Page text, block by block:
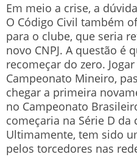
Em meio a crise, a
O Código Civil também
para o clube, que seria
novo CNPJ. A questão é
recomeçar do zero.
Campeonato Mineiro,
chegar a primeira
no Campeonato
começaria na Série D da
Ultimamente, tem sido
pelos torcedores nas